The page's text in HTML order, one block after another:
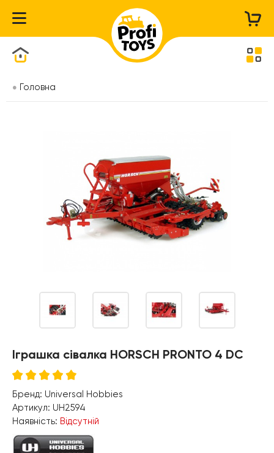
Головна
Іграшка сівалка HORSCH PRONTO 4 DC
Бренд: Universal Hobbies
Артикул: UH2594
Наявність: Відсутній
Каталог товарів